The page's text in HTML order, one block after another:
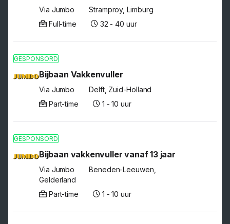
Via Jumbo
Stramproy, Limburg
Full-time
32 - 40 uur
GESPONSORD
Bijbaan Vakkenvuller
Via Jumbo
Delft, Zuid-Holland
Part-time
1 - 10 uur
GESPONSORD
Bijbaan vakkenvuller vanaf 13 jaar
Via Jumbo
Beneden-Leeuwen,
Gelderland
Part-time
1 - 10 uur